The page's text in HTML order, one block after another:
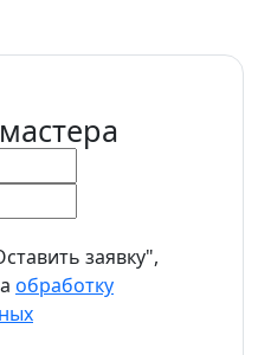
заявку",
обработку